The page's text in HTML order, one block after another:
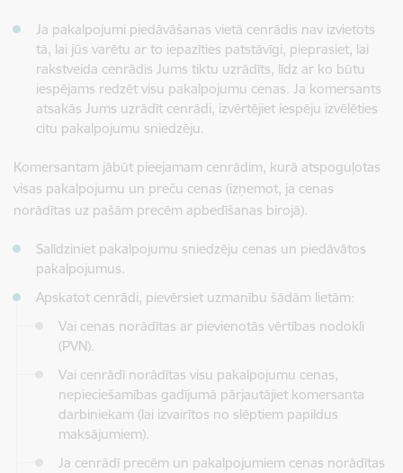
Ja pakalpojumi piedāvāšanas vietā cenrādis nav izvietots
tā, lai jūs varētu ar to iepazīties patstāvīgi, pieprasiet, lai
rakstveida cenrādis Jums tiktu uzrādīts, līdz ar ko būtu
iespējams redzēt visu pakalpojumu cenas. Ja komersants
atsakās Jums uzrādīt cenrādi, izvērtējiet iespēju izvēlēties
citu pakalpojumu sniedzēju.
Komersantam jābūt pieejamam cenrādim, kurā atspoguļotas
visas pakalpojumu un preču cenas (izņemot, ja cenas
norādītas uz pašām precēm apbedīšanas birojā).
Salīdziniet pakalpojumu sniedzēju cenas un piedāvātos
pakalpojumus.
Apskatot cenrādi, pievērsiet uzmanību šādām lietām:
Vai cenas norādītas ar pievienotās vērtības nodokli
(PVN).
Vai cenrādī norādītas visu pakalpojumu cenas,
nepieciešamības gadījumā pārjautājiet komersanta
darbiniekam (lai izvairītos no slēptiem papildus
maksājumiem).
Ja cenrādī precēm un pakalpojumiem cenas norādītas